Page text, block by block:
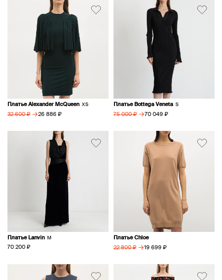
Платье Alexander McQueen XS
32 600 ₽ → 26 886 ₽
Платье Bottega Veneta S
75 000 ₽ → 70 049 ₽
Платье Lanvin M
70 200 ₽
Платье Chloe
22 800 ₽ → 19 699 ₽